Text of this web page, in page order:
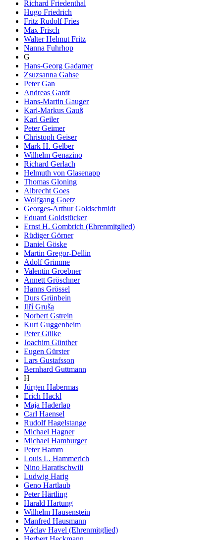
Richard Friedenthal
Hugo Friedrich
Fritz Rudolf Fries
Max Frisch
Walter Helmut Fritz
Nanna Fuhrhop
G
Hans-Georg Gadamer
Zsuzsanna Gahse
Peter Gan
Andreas Gardt
Hans-Martin Gauger
Karl-Markus Gauß
Karl Geiler
Peter Geimer
Christoph Geiser
Mark H. Gelber
Wilhelm Genazino
Richard Gerlach
Helmuth von Glasenapp
Thomas Gloning
Albrecht Goes
Wolfgang Goetz
Georges-Arthur Goldschmidt
Eduard Goldstücker
Ernst H. Gombrich (Ehrenmitglied)
Rüdiger Görner
Daniel Göske
Martin Gregor-Dellin
Adolf Grimme
Valentin Groebner
Annett Gröschner
Hanns Grössel
Durs Grünbein
Jiří Gruša
Norbert Gstrein
Kurt Guggenheim
Peter Gülke
Joachim Günther
Eugen Gürster
Lars Gustafsson
Bernhard Guttmann
H
Jürgen Habermas
Erich Hackl
Maja Haderlap
Carl Haensel
Rudolf Hagelstange
Michael Hagner
Michael Hamburger
Peter Hamm
Louis L. Hammerich
Nino Haratischwili
Ludwig Harig
Geno Hartlaub
Peter Härtling
Harald Hartung
Wilhelm Hausenstein
Manfred Hausmann
Václav Havel (Ehrenmitglied)